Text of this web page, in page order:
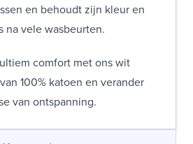
en behoudt zijn kleur en
na vele wasbeurten.
comfort met ons wit
100% katoen en verander
van ontspanning.